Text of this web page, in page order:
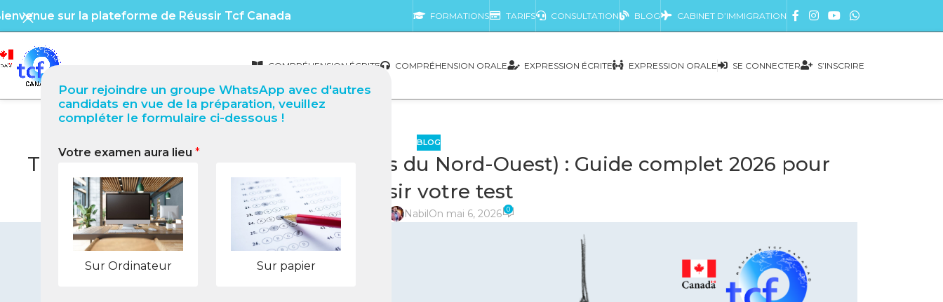
Pour rejoindre un groupe WhatsApp avec d'autres
candidats en vue de la préparation, veuillez
compléter le formulaire ci-dessous !
Votre examen aura lieu *
Sur Ordinateur Sur papier
sur la plateforme de Réussir Tcf Canada FORMATIONS TARIFS CONSULTATION BLOG CABINET D’IMMIGRATION
COMPRÉHENSION ÉCRITE COMPRÉHENSION ORALE EXPRESSION ÉCRITE EXPRESSION ORALE SE CONNECTER S’INSCRIRE
BLOG
TCF Canada à Yellowknife (Territoires du Nord-Ouest) : Guide complet 2026 pour
réussir votre test
NabilOn mai 6, 2026 0